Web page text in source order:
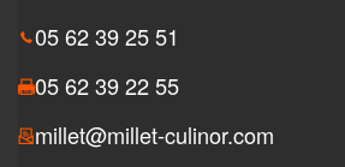
05 62 39 25 51
05 62 39 22 55
millet@millet-culinor.com